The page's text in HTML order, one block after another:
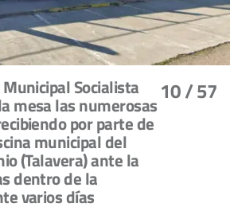
10/ 57
Socialista
mesa las numerosas
por parte de
municipal del
(Talavera) ante la
dentro de la
varios días